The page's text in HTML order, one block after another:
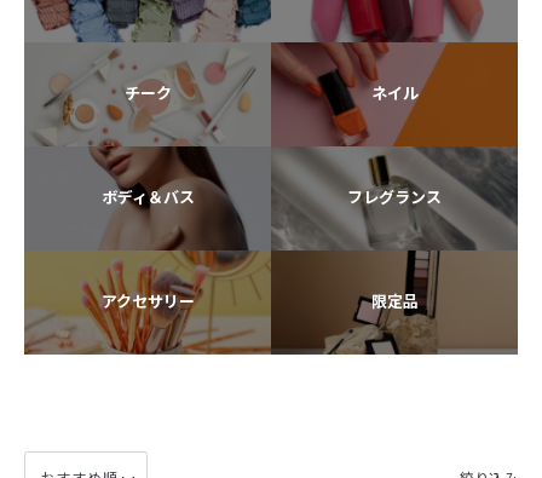
チーク ネイル
ボディ＆バス フレグランス
アクセサリー 限定品